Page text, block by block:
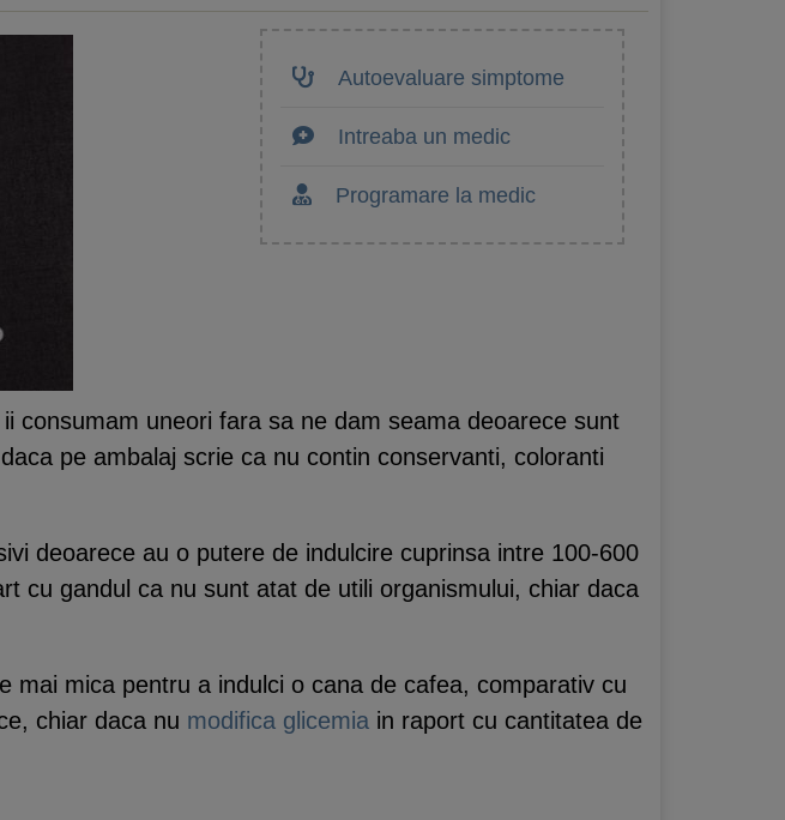
Autoevaluare simptome
Intreaba un medic
Programare la medic
consumam uneori fara sa ne dam seama deoarece sunt
pe ambalaj scrie ca nu contin conservanti, coloranti
deoarece au o putere de indulcire cuprinsa intre 100-600
cu gandul ca nu sunt atat de utili organismului, chiar daca
mica pentru a indulci o cana de cafea, comparativ cu
chiar daca nu modifica glicemia in raport cu cantitatea de